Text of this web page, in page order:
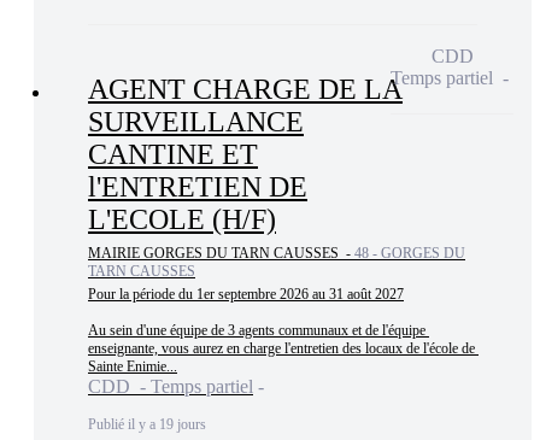
AGENT CHARGE DE LA
SURVEILLANCE
CANTINE ET
l'ENTRETIEN DE
L'ECOLE (H/F)
MAIRIE GORGES DU TARN CAUSSES - 48 - GORGES DU
TARN CAUSSES
Pour la période du 1er septembre 2026 au 31 août 2027
Au sein d'une équipe de 3 agents communaux et de l'équipe
enseignante, vous aurez en charge l'entretien des locaux de l'école de
Sainte Enimie...
CDD - Temps partiel
Publié il y a 19 jours
CDD
Temps partiel